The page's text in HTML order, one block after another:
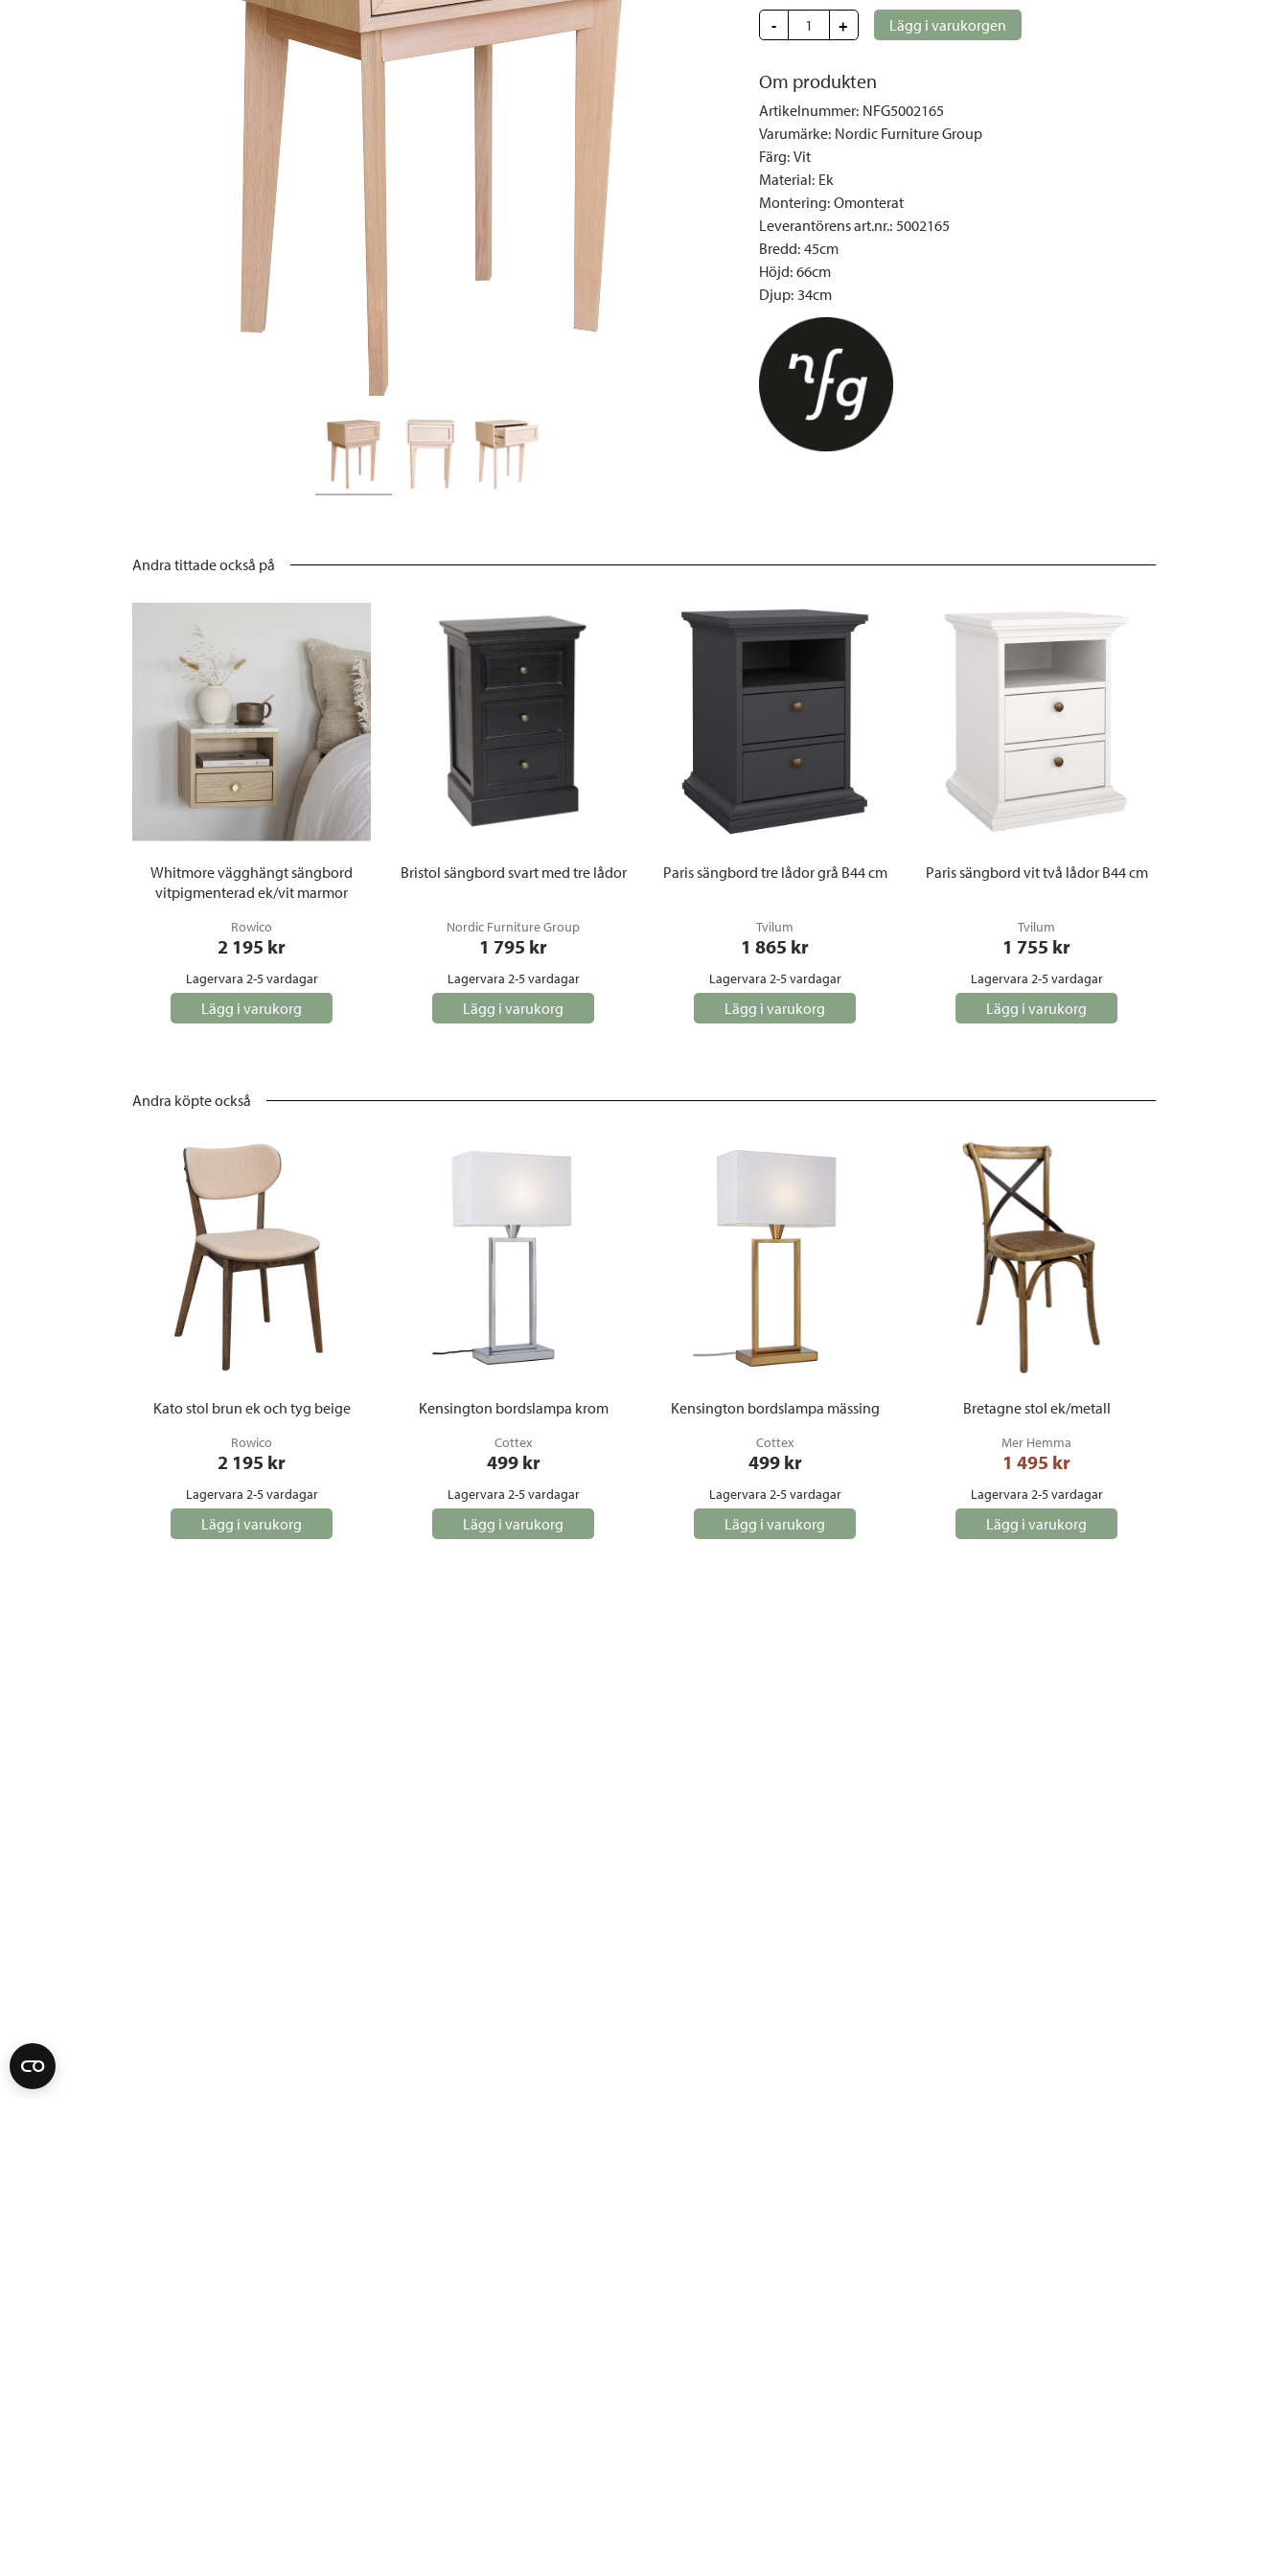
Tygstolar
Täcken och kuddar
Sängbord
Vedställ
Klockor
Kuddar | Plädar
Ljuslyktor | Ljusstakar
Vaser | Krukor
Taklampor
Vägglampor
Loungemöbler
Matgrupper
Paviljonger och tält
Utefåtöljer
Utekök
- + Lägg i varukorgen
Om produkten
Artikelnummer: NFG5002165
Varumärke: Nordic Furniture Group
Färg: Vit
Material: Ek
Montering: Omonterat
Leverantörens art.nr.: 5002165
Bredd: 45cm
Höjd: 66cm
Djup: 34cm
Andra tittade också på
Whitmore vägghängt sängbord
vitpigmenterad ek/vit marmor
Rowico
2 195 kr
Lagervara 2-5 vardagar
Lägg i varukorg
Bristol sängbord svart med tre lådor
Nordic Furniture Group
1 795 kr
Lagervara 2-5 vardagar
Lägg i varukorg
Paris sängbord tre lådor grå B44 cm
Tvilum
1 865 kr
Lagervara 2-5 vardagar
Lägg i varukorg
Paris sängbord vit två lådor B44 cm
Tvilum
1 755 kr
Lagervara 2-5 vardagar
Lägg i varukorg
Andra köpte också
Kato stol brun ek och tyg beige
Rowico
2 195 kr
Lagervara 2-5 vardagar
Lägg i varukorg
Kensington bordslampa krom
Cottex
499 kr
Lagervara 2-5 vardagar
Lägg i varukorg
Kensington bordslampa mässing
Cottex
499 kr
Lagervara 2-5 vardagar
Lägg i varukorg
Bretagne stol ek/metall
Mer Hemma
1 495 kr
Lagervara 2-5 vardagar
Lägg i varukorg